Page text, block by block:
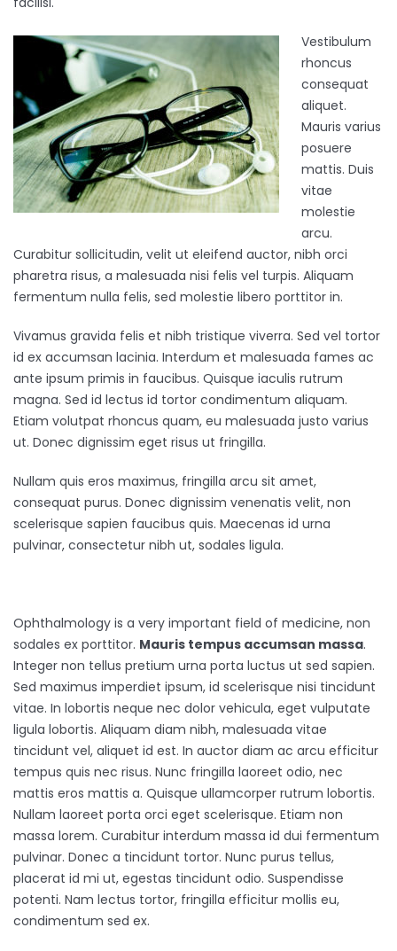
Vestibulum
rhoncus
consequat
aliquet.
Mauris varius
posuere
mattis. Duis
vitae
molestie
arcu.
Curabitur sollicitudin, velit ut eleifend auctor, nibh orci
pharetra risus, a malesuada nisi felis vel turpis. Aliquam
fermentum nulla felis, sed molestie libero porttitor in.
Vivamus gravida felis et nibh tristique viverra. Sed vel tortor
id ex accumsan lacinia. Interdum et malesuada fames ac
ante ipsum primis in faucibus. Quisque iaculis rutrum
magna. Sed id lectus id tortor condimentum aliquam.
Etiam volutpat rhoncus quam, eu malesuada justo varius
ut. Donec dignissim eget risus ut fringilla.
Nullam quis eros maximus, fringilla arcu sit amet,
consequat purus. Donec dignissim venenatis velit, non
scelerisque sapien faucibus quis. Maecenas id urna
pulvinar, consectetur nibh ut, sodales ligula.
Ophthalmology is a very important field of medicine, non
sodales ex porttitor. Mauris tempus accumsan massa.
Integer non tellus pretium urna porta luctus ut sed sapien.
Sed maximus imperdiet ipsum, id scelerisque nisi tincidunt
vitae. In lobortis neque nec dolor vehicula, eget vulputate
ligula lobortis. Aliquam diam nibh, malesuada vitae
tincidunt vel, aliquet id est. In auctor diam ac arcu efficitur
tempus quis nec risus. Nunc fringilla laoreet odio, nec
mattis eros mattis a. Quisque ullamcorper rutrum lobortis.
Nullam laoreet porta orci eget scelerisque. Etiam non
massa lorem. Curabitur interdum massa id dui fermentum
pulvinar. Donec a tincidunt tortor. Nunc purus tellus,
placerat id mi ut, egestas tincidunt odio. Suspendisse
potenti. Nam lectus tortor, fringilla efficitur mollis eu,
condimentum sed ex.